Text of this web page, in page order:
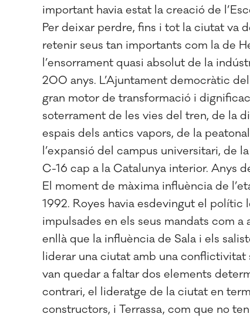
important havia estat la creació de
Per deixar perdre, fins i tot la ciutat va
retenir seus tan importants com la de
l’ensorrament quasi absolut de la
200 anys. L’Ajuntament democràtic
gran motor de transformació i
soterrament de les vies del tren, de la
espais dels antics vapors, de la
l’expansió del campus universitari, de
C-16 cap a la Catalunya interior. Anys
El moment de màxima influència de
1992. Royes havia esdevingut el
impulsades en els seus mandats com
enllà que la influència de Sala i els
liderar una ciutat amb una
van quedar a faltar dos elements
contrari, el lideratge de la ciutat en
constructors, i Terrassa, com que no